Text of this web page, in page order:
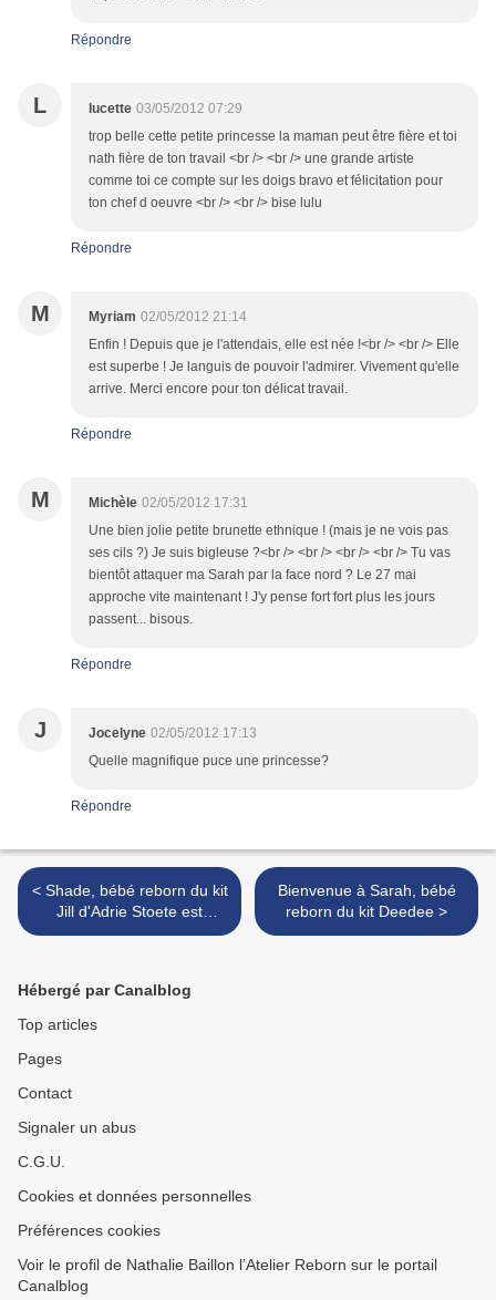
Répondre
L lucette 03/05/2012 07:29
trop belle cette petite princesse la maman peut être fière et toi
nath fière de ton travail <br /> <br /> une grande artiste
comme toi ce compte sur les doigs bravo et félicitation pour
ton chef d oeuvre <br /> <br /> bise lulu
Répondre
M Myriam 02/05/2012 21:14
Enfin ! Depuis que je l'attendais, elle est née !<br /> <br /> Elle
est superbe ! Je languis de pouvoir l'admirer. Vivement qu'elle
arrive. Merci encore pour ton délicat travail.
Répondre
M Michèle 02/05/2012 17:31
Une bien jolie petite brunette ethnique ! (mais je ne vois pas
ses cils ?) Je suis bigleuse ?<br /> <br /> <br /> <br /> Tu vas
bientôt attaquer ma Sarah par la face nord ? Le 27 mai
approche vite maintenant ! J'y pense fort fort plus les jours
passent... bisous.
Répondre
J Jocelyne 02/05/2012 17:13
Quelle magnifique puce une princesse?
Répondre
< Shade, bébé reborn du kit
Jill d'Adrie Stoete est
adoptée
Bienvenue à Sarah, bébé
reborn du kit Deedee >
Hébergé par Canalblog
Top articles
Pages
Contact
Signaler un abus
C.G.U.
Cookies et données personnelles
Préférences cookies
Voir le profil de Nathalie Baillon l’Atelier Reborn sur le portail
Canalblog